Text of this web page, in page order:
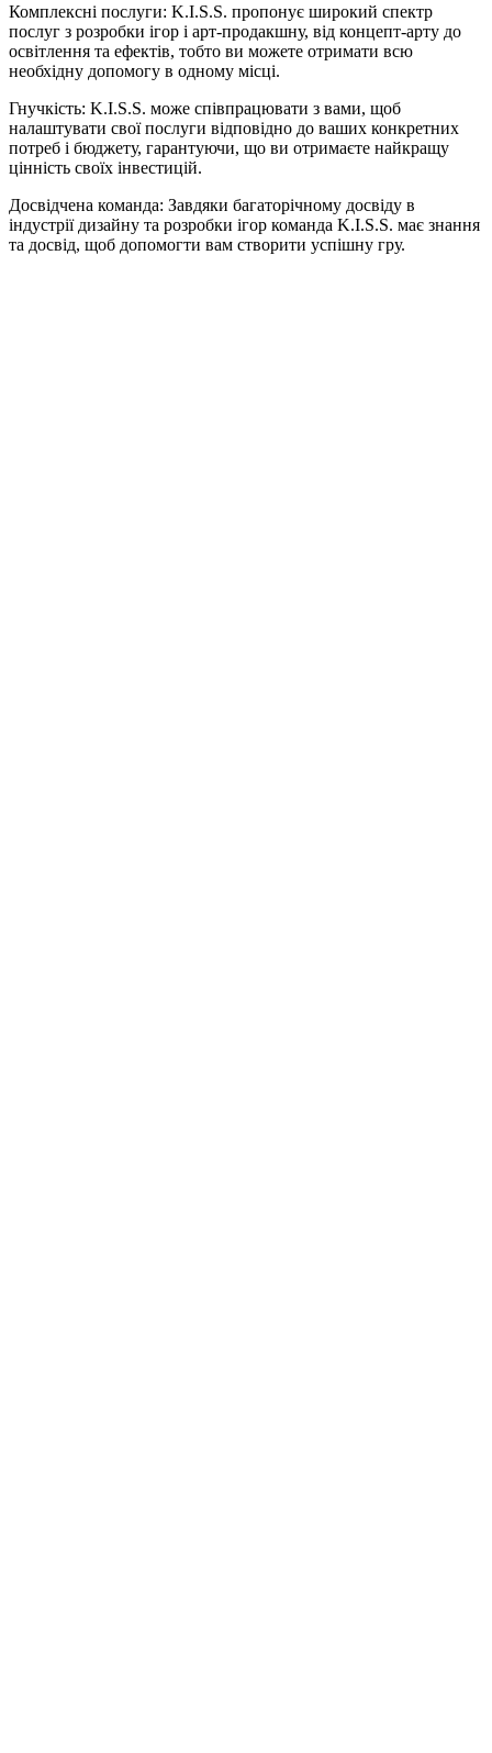
Комплексні послуги: K.I.S.S. пропонує широкий спектр
послуг з розробки ігор і арт-продакшну, від концепт-арту до
освітлення та ефектів, тобто ви можете отримати всю
необхідну допомогу в одному місці.
Гнучкість: K.I.S.S. може співпрацювати з вами, щоб
налаштувати свої послуги відповідно до ваших конкретних
потреб і бюджету, гарантуючи, що ви отримаєте найкращу
цінність своїх інвестицій.
Досвідчена команда: Завдяки багаторічному досвіду в
індустрії дизайну та розробки ігор команда K.I.S.S. має знання
та досвід, щоб допомогти вам створити успішну гру.